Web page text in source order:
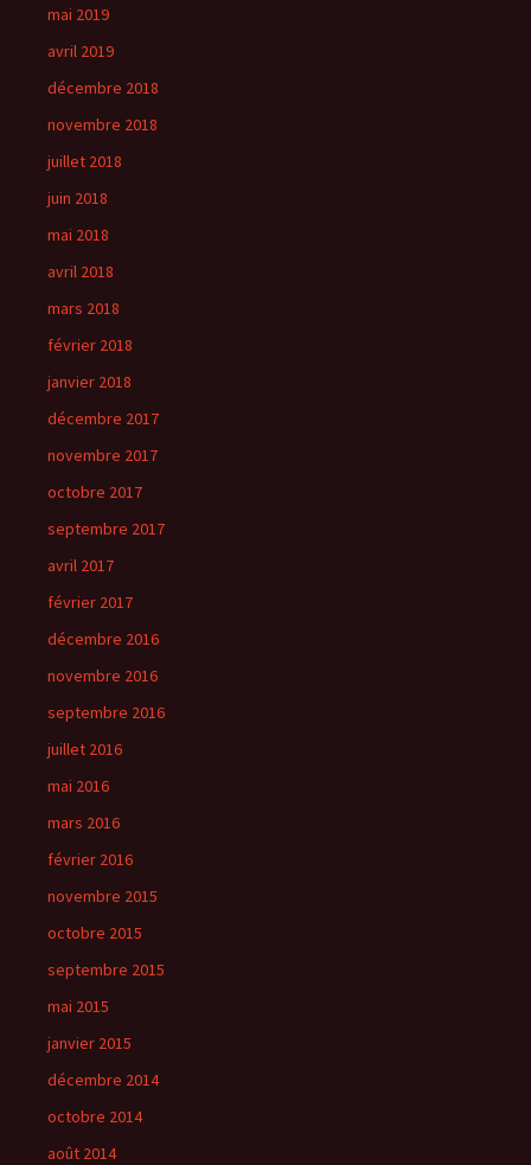
mai 2019
avril 2019
décembre 2018
novembre 2018
juillet 2018
juin 2018
mai 2018
avril 2018
mars 2018
février 2018
janvier 2018
décembre 2017
novembre 2017
octobre 2017
septembre 2017
avril 2017
février 2017
décembre 2016
novembre 2016
septembre 2016
juillet 2016
mai 2016
mars 2016
février 2016
novembre 2015
octobre 2015
septembre 2015
mai 2015
janvier 2015
décembre 2014
octobre 2014
août 2014